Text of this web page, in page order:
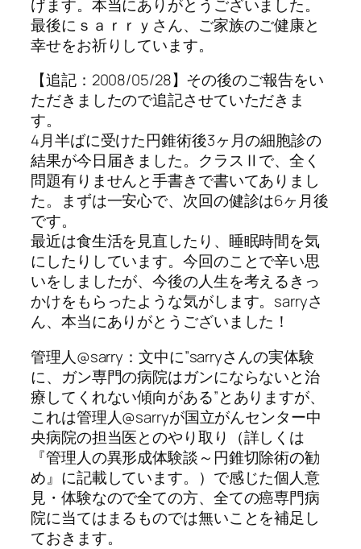
げます。本当にありがとうございました。
最後にｓａｒｒｙさん、ご家族のご健康と
幸せをお祈りしています。
【追記：2008/05/28】その後のご報告をい
ただきましたので追記させていただきま
す。
4月半ばに受けた円錐術後3ヶ月の細胞診の
結果が今日届きました。クラスⅡで、全く
問題有りませんと手書きで書いてありまし
た。まずは一安心で、次回の健診は6ヶ月後
です。
最近は食生活を見直したり、睡眠時間を気
にしたりしています。今回のことで辛い思
いをしましたが、今後の人生を考えるきっ
かけをもらったような気がします。sarryさ
ん、本当にありがとうございました！
管理人@sarry：文中に”sarryさんの実体験
に、ガン専門の病院はガンにならないと治
療してくれない傾向がある”とありますが、
これは管理人@sarryが国立がんセンター中
央病院の担当医とのやり取り（詳しくは
『管理人の異形成体験談～円錐切除術の勧
め』に記載しています。）で感じた個人意
見・体験なので全ての方、全ての癌専門病
院に当てはまるものでは無いことを補足し
ておきます。